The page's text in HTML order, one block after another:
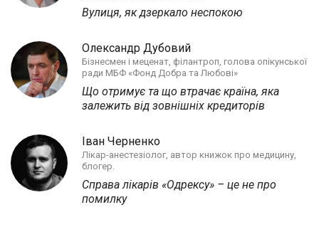
Вулиця, як дзеркало неспокою
Олександр Дубовий
Бізнесмен і меценат, філантроп, голова опікунської
ради МБФ «Фонд Добра та Любові»
Що отримує та що втрачає країна, яка
залежить від зовнішніх кредиторів
Іван Черненко
Лікар-анестезіолог, автор книжок про медицину,
блогер.
Справа лікарів «Одрексу» – це не про
помилку